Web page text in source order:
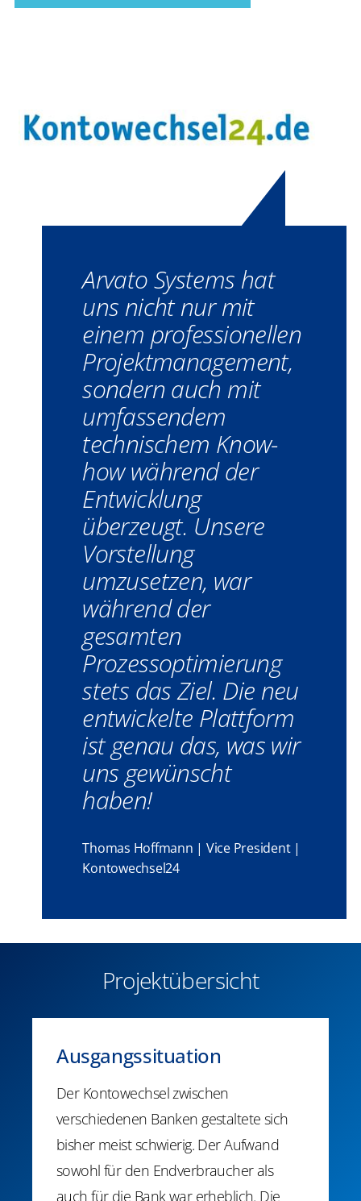
Arvato Systems hat
uns nicht nur mit
einem professionellen
Projektmanagement,
sondern auch mit
umfassendem
technischem Know-
how während der
Entwicklung
überzeugt. Unsere
Vorstellung
umzusetzen, war
während der
gesamten
Prozessoptimierung
stets das Ziel. Die neu
entwickelte Plattform
ist genau das, was wir
uns gewünscht
haben!
Thomas Hoffmann | Vice President |
Kontowechsel24
Projektübersicht
Ausgangssituation
Der Kontowechsel zwischen
verschiedenen Banken gestaltete sich
bisher meist schwierig. Der Aufwand
sowohl für den Endverbraucher als
auch für die Bank war erheblich. Die